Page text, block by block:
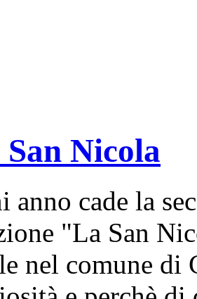
Nicola
anno cade la
"La San
nel comune di